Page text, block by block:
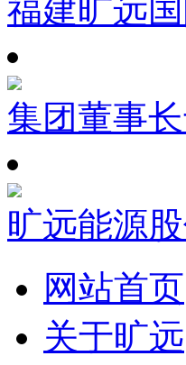
福建旷远
集团董事
旷远能源
网站首页
关于旷远